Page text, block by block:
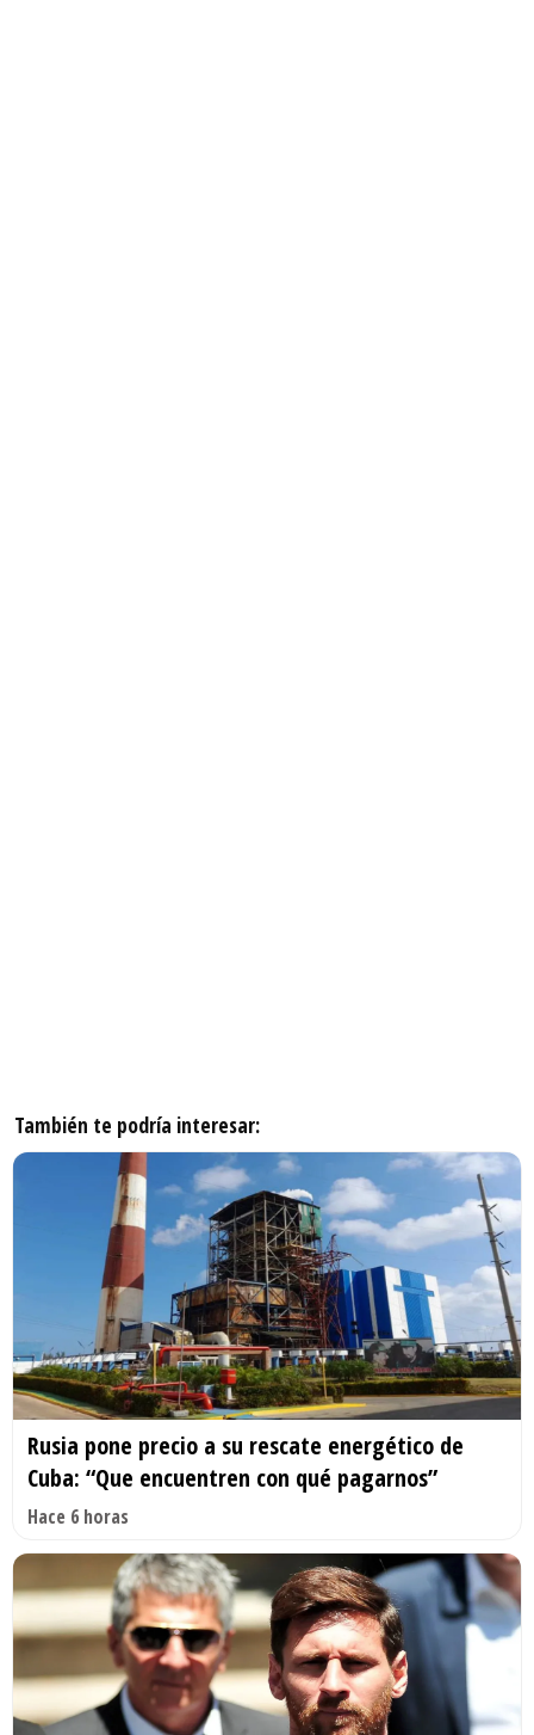
También te podría interesar:
Rusia pone precio a su rescate energético de
Cuba: “Que encuentren con qué pagarnos”
Hace 6 horas